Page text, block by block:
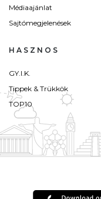
Médiaajánlat
Sajtómegjelenések
HASZNOS
GY.I.K.
Tippek & Trükkök
TOP10